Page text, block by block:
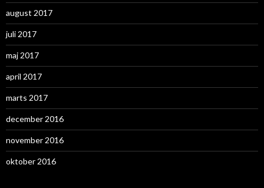
august 2017
juli 2017
maj 2017
april 2017
marts 2017
december 2016
november 2016
oktober 2016